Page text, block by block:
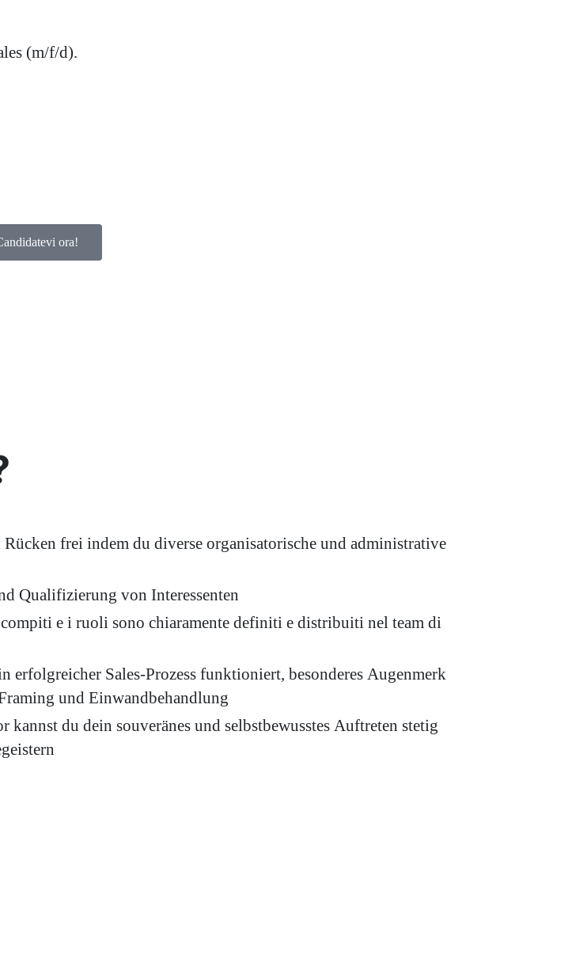
(m/f/d).
ora!
frei indem du diverse organisatorische und administrative
Qualifizierung von Interessenten
e i ruoli sono chiaramente definiti e distribuiti nel team di
Sales-Prozess funktioniert, besonderes Augenmerk
und Einwandbehandlung
du dein souveränes und selbstbewusstes Auftreten stetig